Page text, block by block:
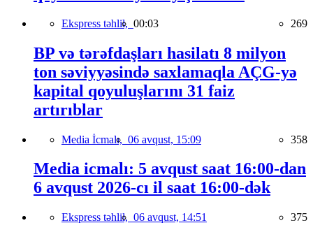
Ekspress təhlil, 00:03 269
BP və tərəfdaşları hasilatı 8 milyon
ton səviyyəsində saxlamaqla AÇG-yə
kapital qoyuluşlarını 31 faiz
artırıblar
Media İcmalı, 06 avqust, 15:09 358
Media icmalı: 5 avqust saat 16:00-dan
6 avqust 2026-cı il saat 16:00-dək
Ekspress təhlil, 06 avqust, 14:51 375